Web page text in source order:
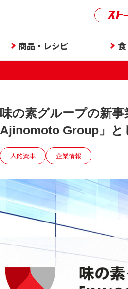
商品・レシピ
味の素グループの新
Ajinomoto Group」と
人的資本 企業情報